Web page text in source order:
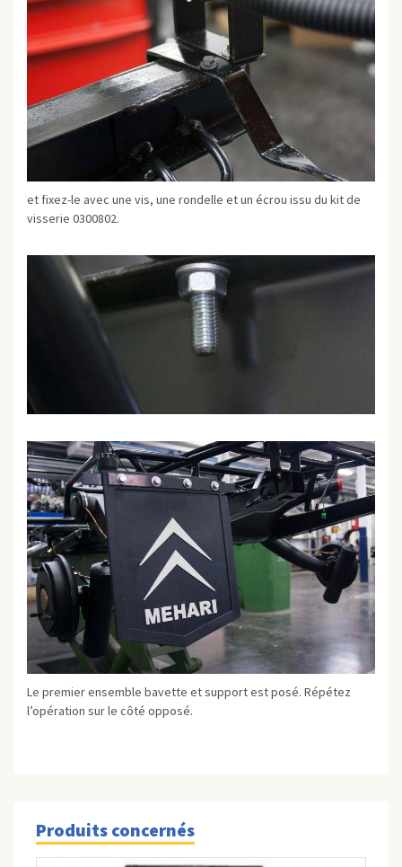
et fixez-le avec une vis, une rondelle et un écrou issu du kit de
visserie 0300802.
Le premier ensemble bavette et support est posé. Répétez
l’opération sur le côté opposé.
Produits concernés